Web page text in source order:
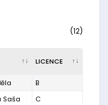
(12)
LICENCE
B
Saša
C